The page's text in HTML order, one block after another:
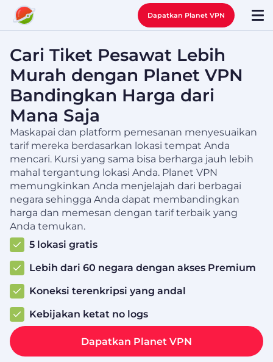
Dapatkan Planet VPN
Cari Tiket Pesawat Lebih
Murah dengan Planet VPN
Bandingkan Harga dari
Mana Saja
Maskapai dan platform pemesanan menyesuaikan
tarif mereka berdasarkan lokasi tempat Anda
mencari. Kursi yang sama bisa berharga jauh lebih
mahal tergantung lokasi Anda. Planet VPN
memungkinkan Anda menjelajah dari berbagai
negara sehingga Anda dapat membandingkan
harga dan memesan dengan tarif terbaik yang
Anda temukan.
5 lokasi gratis
Lebih dari 60 negara dengan akses Premium
Koneksi terenkripsi yang andal
Kebijakan ketat no logs
Dapatkan Planet VPN